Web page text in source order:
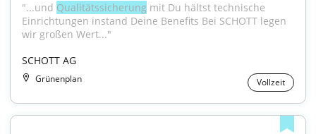
"...und Qualitätssicherung mit Du hältst technische
Einrichtungen instand Deine Benefits Bei SCHOTT legen
wir großen Wert..."
SCHOTT AG
Grünenplan Vollzeit